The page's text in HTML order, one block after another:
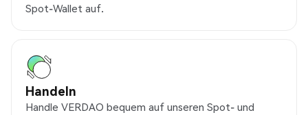
Spot-Wallet auf.
Handeln
Handle VERDAO bequem auf unseren Spot- und